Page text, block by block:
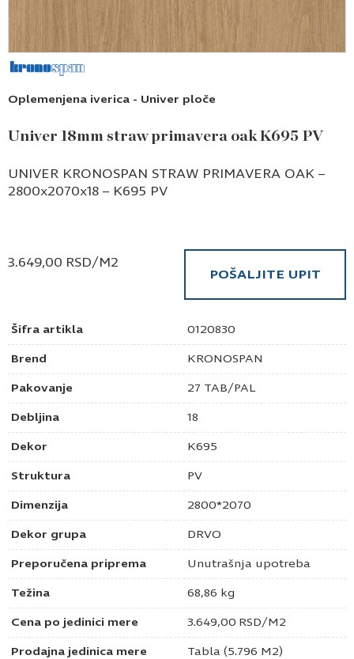
Oplemenjena iverica - Univer ploče
Univer 18mm straw primavera oak K695 PV
Šifra artikla 0120830
Brend KRONOSPAN
Pakovanje 27 TAB/PAL
Debljina 18
Dekor K695
Struktura PV
Dimenzija 2800*2070
Dekor grupa DRVO
Preporučena priprema Unutrašnja upotreba
Težina 68,86 kg
Cena po jedinici mere 3.649,00 RSD/M2
Prodajna jedinica mere Tabla (5.796 M2)
UNIVER KRONOSPAN STRAW PRIMAVERA OAK –
2800x2070x18 – K695 PV
3.649,00 RSD/M2
POŠALJITE UPIT